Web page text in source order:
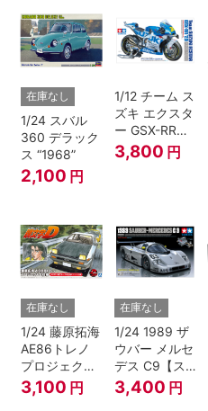
在庫なし
1/24 スバル
360 デラック
ス “1968”
2,100 円
1/12 チーム ス
ズキ エクスタ
ー GSX-RR
'20
3,800 円
在庫なし
1/24 藤原拓海
AE86トレノ
プロジェクト
D仕様『頭文
字D』
3,100 円
在庫なし
1/24 1989 ザ
ウバー メルセ
デス C9【ス
ケール特別販
売商品】
3,400 円